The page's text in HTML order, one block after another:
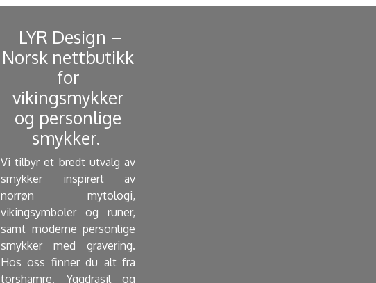
​ LYR Design –
Norsk nettbutikk
for
vikingsmykker
og personlige
smykker. ​
Vi tilbyr et bredt utvalg av
smykker inspirert av
norrøn mytologi,
vikingsymboler og runer,
samt moderne personlige
smykker med gravering.
Hos oss finner du alt fra
torshamre, Yggdrasil og